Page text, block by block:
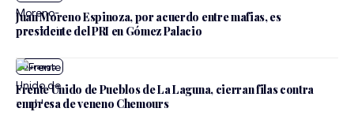
Juan Moreno Espinoza, por acuerdo entre mafias, es
presidente del PRI en Gómez Palacio
Durango
Frente Unido de Pueblos de La Laguna, cierran filas contra
empresa de veneno Chemours